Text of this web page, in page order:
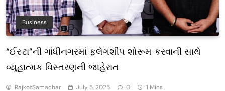
Business
“ઈસ્ટા”ની ગાંધીનગરમાં ફ્લેગશીપ શોરૂમ કરવાની સાથે
વ્યૂહાત્મક વિસ્તરણની જાહેરાત
RajkotSamachar July 5, 2025 0 1 Mins